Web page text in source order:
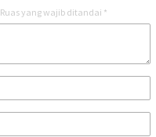
Ruas yang wajib ditandai *